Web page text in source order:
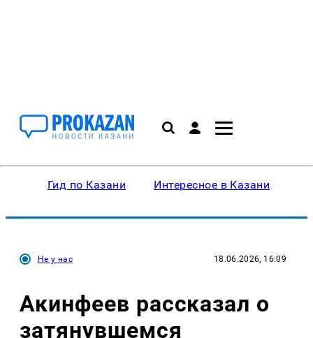
Гид по Казани Интересное в Казани
Не у нас 18.06.2026, 16:09
Акинфеев рассказал о
затянувшемся